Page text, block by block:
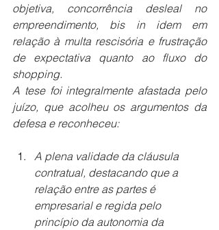
objetiva, concorrência desleal no
empreendimento, bis in idem em
relação à multa rescisória e frustração
de expectativa quanto ao fluxo do
shopping.
A tese foi integralmente afastada pelo
juízo, que acolheu os argumentos da
defesa e reconheceu:
A plena validade da cláusula
contratual, destacando que a
relação entre as partes é
empresarial e regida pelo
princípio da autonomia da